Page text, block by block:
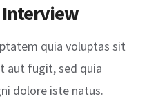
Interview
quia voluptas sit
aut fugit, sed quia
dolore iste natus.